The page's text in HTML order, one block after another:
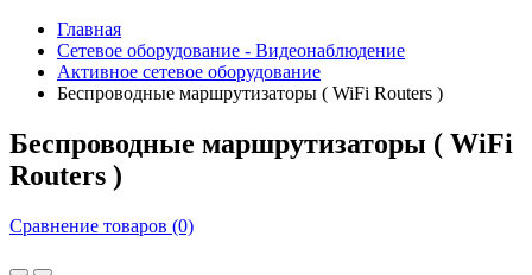
Главная
Сетевое оборудование - Видеонаблюдение
Активное сетевое оборудование
Беспроводные маршрутизаторы ( WiFi Routers )
Беспроводные маршрутизаторы ( WiFi
Routers )
Сравнение товаров (0)